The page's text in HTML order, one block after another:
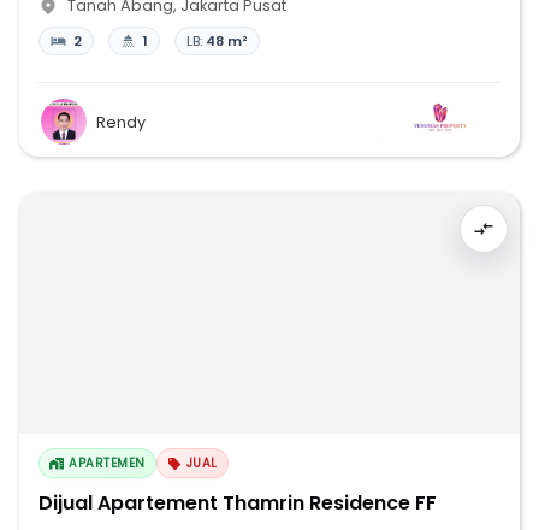
Tanah Abang, Jakarta Pusat
2 1 LB: 48 m²
Rendy
APARTEMEN JUAL
Dijual Apartement Thamrin Residence FF